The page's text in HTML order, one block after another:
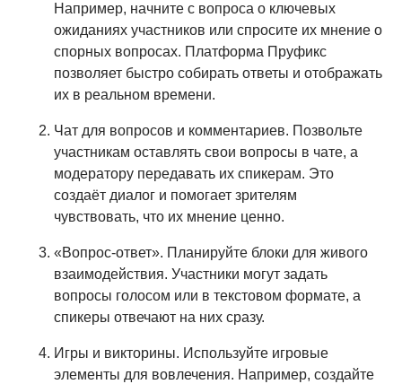
Например, начните с вопроса о ключевых
ожиданиях участников или спросите их мнение о
спорных вопросах. Платформа Пруфикс
позволяет быстро собирать ответы и отображать
их в реальном времени.
Чат для вопросов и комментариев. Позвольте
участникам оставлять свои вопросы в чате, а
модератору передавать их спикерам. Это
создаёт диалог и помогает зрителям
чувствовать, что их мнение ценно.
«Вопрос-ответ». Планируйте блоки для живого
взаимодействия. Участники могут задать
вопросы голосом или в текстовом формате, а
спикеры отвечают на них сразу.
Игры и викторины. Используйте игровые
элементы для вовлечения. Например, создайте